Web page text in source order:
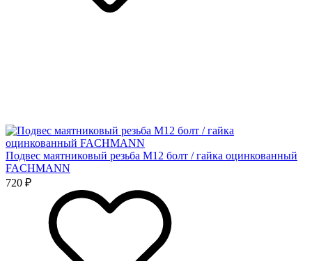
Подвес маятниковый резьба М12 болт / гайка оцинкованный
FACHMANN
720 ₽